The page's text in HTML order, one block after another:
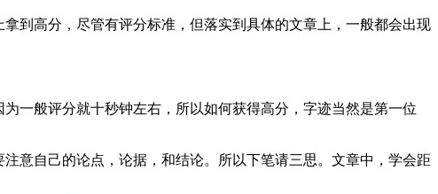
到高分，尽管有评分标准，但落实到具体的文章上，一般都会出现
一般评分就十秒钟左右，所以如何获得高分，字迹当然是第一位
意自己的论点，论据，和结论。所以下笔请三思。文章中，学会距